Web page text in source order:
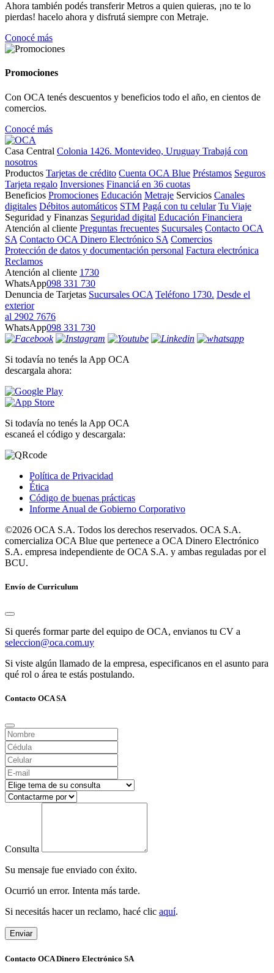
Ahora también podés transferir Metros a quien quieras, ¡no te lo
pierdas! hacelo ahora y disfrutá siempre con Metraje.
Conocé más
Promociones
Con OCA tenés descuentos y beneficios todo el año, en cientos de
comercios.
Conocé más
Casa Central Colonia 1426. Montevideo, Uruguay Trabajá con
nosotros
Productos Tarjetas de crédito Cuenta OCA Blue Préstamos Seguros
Tarjeta regalo Inversiones Financiá en 36 cuotas
Beneficios Promociones Educación Metraje Servicios Canales
digitales Débitos automáticos STM Pagá con tu celular Tu Viaje
Seguridad y Finanzas Seguridad digital Educación Financiera
Atención al cliente Preguntas frecuentes Sucursales Contacto OCA
SA Contacto OCA Dinero Electrónico SA Comercios
Protección de datos y documentación personal Factura electrónica
Reclamos
Atención al cliente 1730
WhatsApp098 331 730
Denuncia de Tarjetas Sucursales OCA Teléfono 1730. Desde el
exterior
al 2902 7676
WhatsApp098 331 730
Si todavía no tenés la App OCA
descargala ahora:
Si todavía no tenés la App OCA
escaneá el código y descargala:
Política de Privacidad
Ética
Código de buenas prácticas
Informe Anual de Gobierno Corporativo
©2026 OCA S.A. Todos los derechos reservados. OCA S.A.
comercializa OCA Blue que pertenece a OCA Dinero Electrónico
S.A. empresa independiente de OCA S.A. y ambas reguladas por el
BCU.
Envío de Curriculum
Si querés formar parte del equipo de OCA, envianos tu CV a
seleccion@oca.com.uy
Si viste algún llamado de la empresa, especificanos en el asunto para
qué rol o área te estás postulando.
Contacto OCA SA
Consulta
Su mensaje fue enviado con éxito.
Ocurrió un error. Intenta más tarde.
Si necesitás hacer un reclamo, hacé clic aquí.
Enviar
Contacto OCA Dinero Electrónico SA